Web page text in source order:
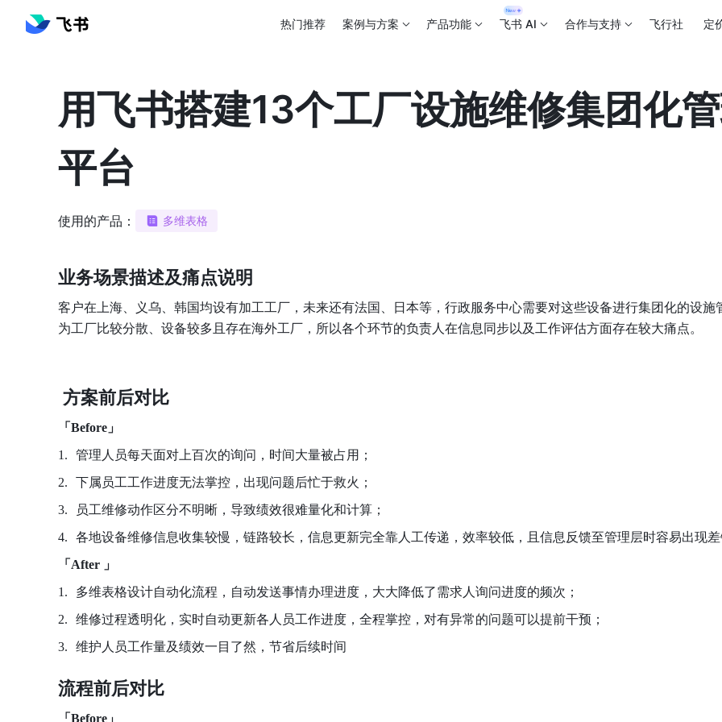
热门推荐 案例与方案 产品功能 飞书 AI 合作与支持 飞行社 定
用飞书搭建13个工厂设施维修集团化
平台
使用的产品： 多维表格
业务场景描述及痛点说明
客户在上海、义乌、韩国均设有加工工厂，未来还有法国、日本等，行政服务中心需要对这些设备进行集团化的设施
为工厂比较分散、设备较多且存在海外工厂，所以各个环节的负责人在信息同步以及工作评估方面存在较大痛点。
方案前后对比
「Before」
管理人员每天面对上百次的询问，时间大量被占用；
下属员工工作进度无法掌控，出现问题后忙于救火；
员工维修动作区分不明晰，导致绩效很难量化和计算；
各地设备维修信息收集较慢，链路较长，信息更新完全靠人工传递，效率较低，且信息反馈至管理层时容易出现
「After 」
多维表格设计自动化流程，自动发送事情办理进度，大大降低了需求人询问进度的频次；
维修过程透明化，实时自动更新各人员工作进度，全程掌控，对有异常的问题可以提前干预；
维护人员工作量及绩效一目了然，节省后续时间
流程前后对比
「Before」